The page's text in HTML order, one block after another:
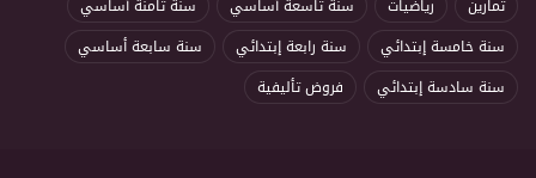
تمارين
رياضيات سنة تاسعة أساسي
سنة ثامنة أساسي
سنة خامسة إبتدائي
سنة رابعة إبتدائي
سنة سابعة أساسي
سنة سادسة إبتدائي
فروض تأليفية